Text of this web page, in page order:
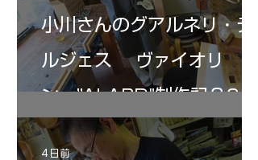
小川さんのグアルネリ・デ
ルジェス ヴァイオリ
ン ”ALARD"制作記３6
4 日前